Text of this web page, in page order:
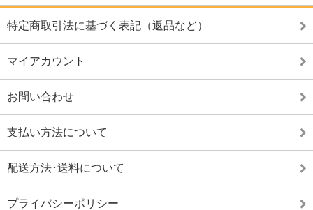
特定商取引法に基づく表記（返品など）
マイアカウント
お問い合わせ
支払い方法について
配送方法･送料について
プライバシーポリシー